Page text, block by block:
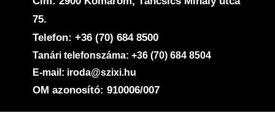
75.
Telefon: +36 (70) 684 8500
Tanári telefonszáma: +36 (70) 684 8504
E-mail: iroda@szixi.hu
OM azonosító: 910006/007